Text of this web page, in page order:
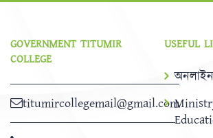
GOVERNMENT TITUMIR
COLLEGE
titumircollegemail@gmail.com
USEFUL